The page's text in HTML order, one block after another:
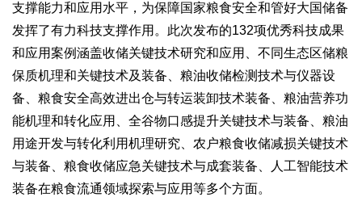
支撑能力和应用水平，为保障国家粮食安全和管好大国储备
发挥了有力科技支撑作用。此次发布的132项优秀科技成果
和应用案例涵盖收储关键技术研究和应用、不同生态区储粮
保质机理和关键技术及装备、粮油收储检测技术与仪器设
备、粮食安全高效进出仓与转运装卸技术装备、粮油营养功
能机理和转化应用、全谷物口感提升关键技术与装备、粮油
用途开发与转化利用机理研究、农户粮食收储减损关键技术
与装备、粮食收储应急关键技术与成套装备、人工智能技术
装备在粮食流通领域探索与应用等多个方面。